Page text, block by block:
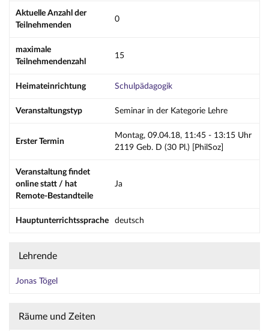
Aktuelle Anzahl der
Teilnehmenden
0
maximale
Teilnehmendenzahl
15
Heimateinrichtung Schulpädagogik
Veranstaltungstyp Seminar in der Kategorie Lehre
Erster Termin
Montag, 09.04.18, 11:45 - 13:15 Uhr
2119 Geb. D (30 Pl.) [PhilSoz]
Veranstaltung findet
online statt / hat
Remote-Bestandteile
Ja
Hauptunterrichtssprache deutsch
Lehrende
Jonas Tögel
Räume und Zeiten